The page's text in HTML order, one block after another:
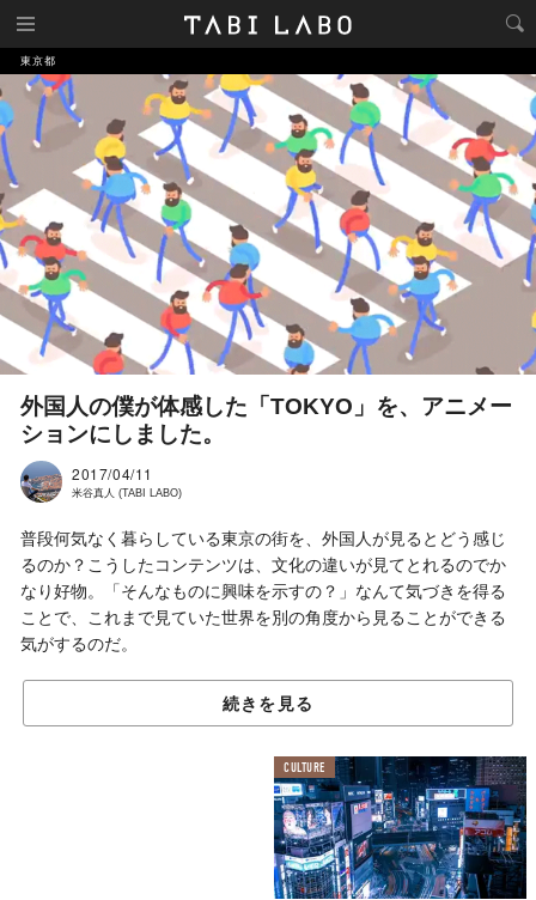
東京都
外国人の僕が体感した「TOKYO」を、アニメー
ションにしました。
2017/04/11
米谷真人 (TABI LABO)
普段何気なく暮らしている東京の街を、外国人が見るとどう感じ
るのか？こうしたコンテンツは、文化の違いが見てとれるのでか
なり好物。「そんなものに興味を示すの？」なんて気づきを得る
ことで、これまで見ていた世界を別の角度から見ることができる
気がするのだ。
ここでの主役は、ロンドンに拠点を置くアニメーターJames
Curranさん。現在、1ヶ月にわたる東京観光まっ最中の彼は、印
を切りとったのか」「どう表現されているのか」の2点が気になっ
て見始めると、スーッと全ての作品を見てしまった。
制作したアニメーションと、そのモデルとなった風景をセットで
どうぞ。想像がつくものもあるけれど、個人的には06.と08.にや
続きを見る
CULTURE